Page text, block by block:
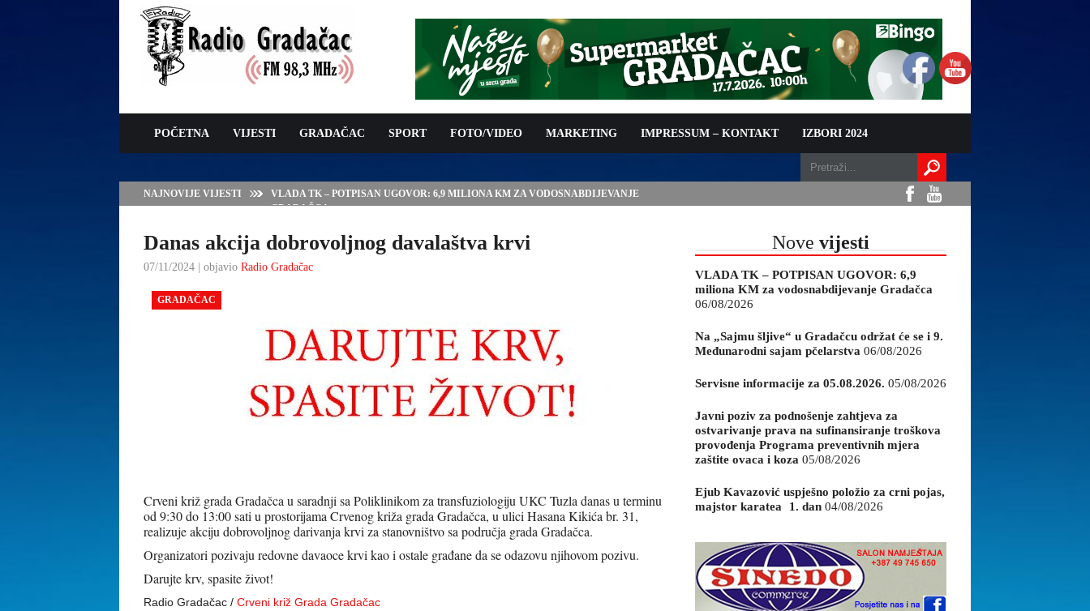
POČETNA VIJESTI GRADAČAC SPORT FOTO/VIDEO MARKETING IMPRESSUM – KONTAKT IZBORI 2024
NAJNOVIJE VIJESTI
VLADA TK – POTPISAN UGOVOR: 6,9 MILIONA KM ZA VODOSNABDIJEVANJE
GRADAČCA
Danas akcija dobrovoljnog davalaštva krvi
07/11/2024 | objavio Radio Gradačac
GRADAČAC
Crveni križ grada Gradačca u saradnji sa Poliklinikom za transfuziologiju UKC Tuzla danas u terminu
od 9:30 do 13:00 sati u prostorijama Crvenog križa grada Gradačca, u ulici Hasana Kikića br. 31,
realizuje akciju dobrovoljnog darivanja krvi za stanovništvo sa područja grada Gradačca.
Organizatori pozivaju redovne davaoce krvi kao i ostale građane da se odazovu njihovom pozivu.
Darujte krv, spasite život!
Radio Gradačac / Crveni križ Grada Gradačac
Nove vijesti
VLADA TK – POTPISAN UGOVOR: 6,9
miliona KM za vodosnabdijevanje Gradačca
06/08/2026
Na „Sajmu šljive“ u Gradačcu održat će se i 9.
Međunarodni sajam pčelarstva 06/08/2026
Servisne informacije za 05.08.2026. 05/08/2026
Javni poziv za podnošenje zahtjeva za
ostvarivanje prava na sufinansiranje troškova
provođenja Programa preventivnih mjera
zaštite ovaca i koza 05/08/2026
Ejub Kavazović uspješno položio za crni pojas,
majstor karatea 1. dan 04/08/2026